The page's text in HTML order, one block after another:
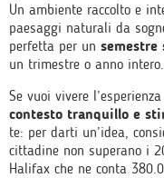
Un ambiente raccolto e
paesaggi naturali da
perfetta per un semestre
un trimestre o anno intero.
Se vuoi vivere
contesto tranquillo e
te: per darti un’idea,
cittadine non superano i
Halifax che ne conta